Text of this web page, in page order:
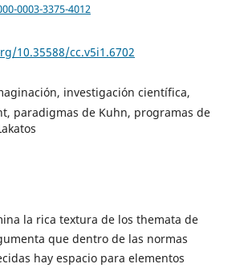
0003-3375-4012
10.35588/cc.v5i1.6702
investigación científica,
paradigmas de Kuhn, programas de
la rica textura de los themata de
que dentro de las normas
hay espacio para elementos